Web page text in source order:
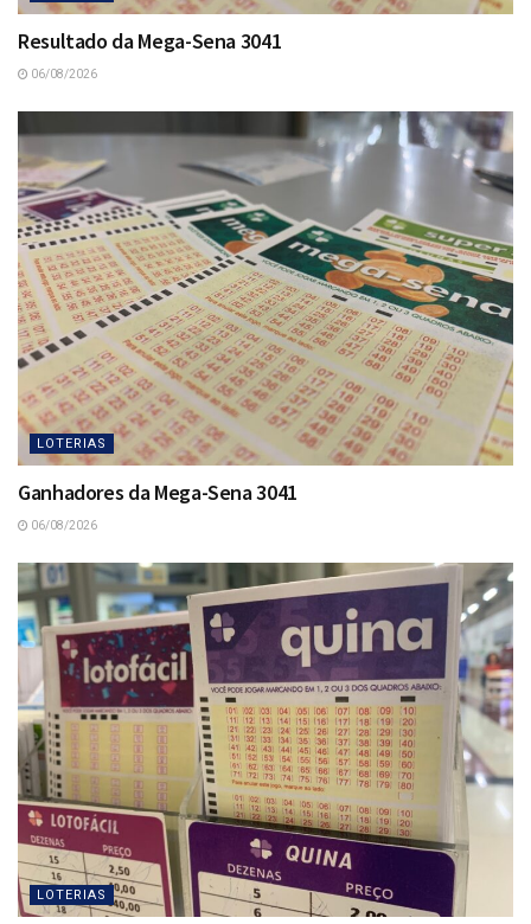
Resultado da Mega-Sena 3041
06/08/2026
LOTERIAS
Ganhadores da Mega-Sena 3041
06/08/2026
LOTERIAS